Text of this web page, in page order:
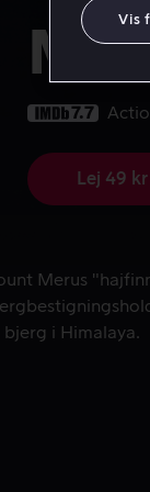
7.7
Lej 49 kr
Merus
Merus
i Himalaya.
Vis